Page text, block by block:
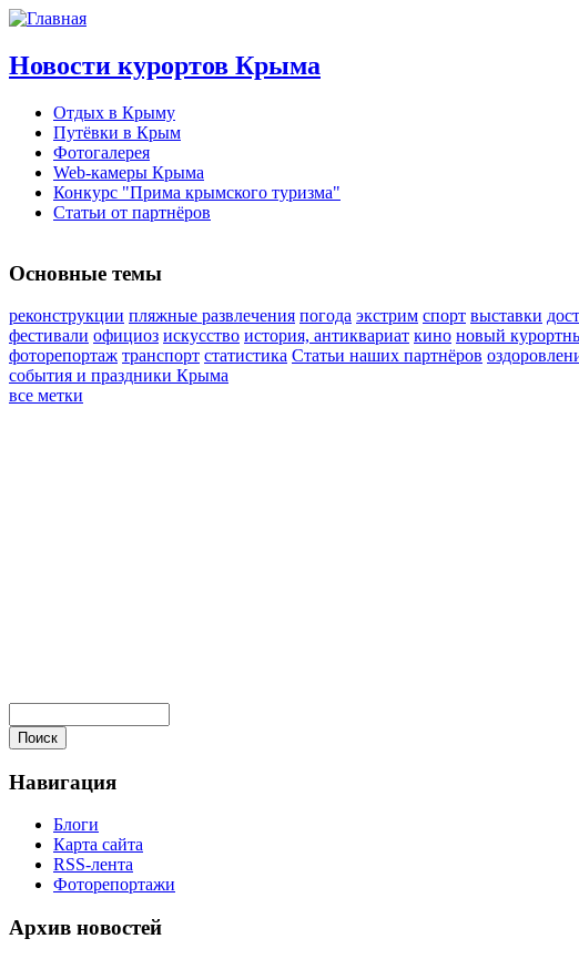
Новости курортов Крыма
Отдых в Крыму
Путёвки в Крым
Фотогалерея
Web-камеры Крыма
Конкурс "Прима крымского туризма"
Статьи от партнёров
Основные темы
реконструкции пляжные развлечения погода экстрим спорт выставки
фестивали официоз искусство история, антиквариат кино новый
фоторепортаж транспорт статистика Статьи наших партнёров
события и праздники Крыма
все метки
Навигация
Блоги
Карта сайта
RSS-лента
Фоторепортажи
Архив новостей